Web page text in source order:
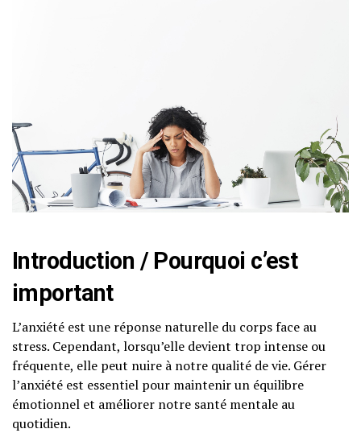
Introduction / Pourquoi c’est
important
L’anxiété est une réponse naturelle du corps face au
stress. Cependant, lorsqu’elle devient trop intense ou
fréquente, elle peut nuire à notre qualité de vie. Gérer
l’anxiété est essentiel pour maintenir un équilibre
émotionnel et améliorer notre santé mentale au
quotidien.